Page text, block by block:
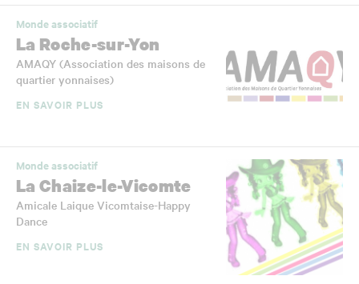
Monde associatif
La Roche-sur-Yon
AMAQY (Association des maisons de
quartier yonnaises)
EN SAVOIR PLUS
Monde associatif
La Chaize-le-Vicomte
Amicale Laique Vicomtaise-Happy
Dance
EN SAVOIR PLUS